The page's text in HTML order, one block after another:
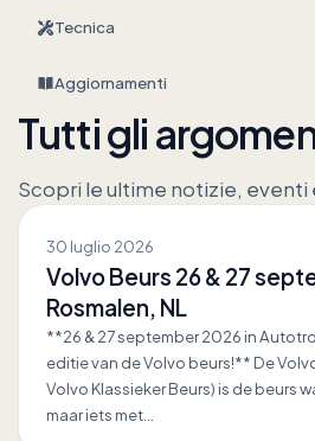
Tecnica
Aggiornamenti
Tutti gli
Scopri le ultime notizie, eventi
30 luglio 2026
Volvo Beurs 26 & 27
Rosmalen, NL
**26 & 27 september 2026 in
editie van de Volvo beurs!** De
Volvo Klassieker Beurs) is de beurs
maar iets met…